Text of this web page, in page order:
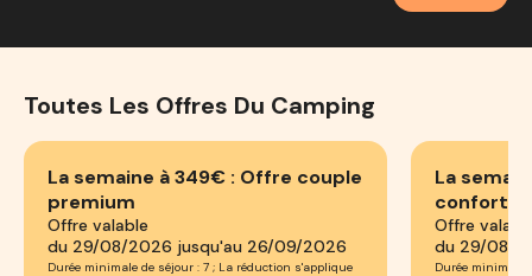
Toutes Les Offres Du Camping
La semaine à 349€ : Offre couple
premium
Offre valable
du 29/08/2026 jusqu'au 26/09/2026
Durée minimale de séjour : 7 ; La réduction s'applique
La
confort
Offre
du 29/08/
Durée minimale